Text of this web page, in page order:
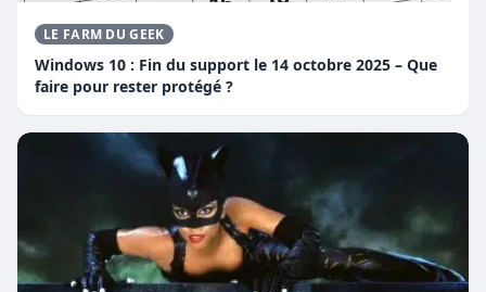
LE FARM DU GEEK
Windows 10 : Fin du support le 14 octobre 2025 – Que
faire pour rester protégé ?